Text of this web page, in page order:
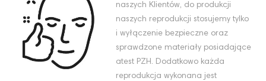
naszych Klientów, do produkcji
naszych reprodukcji stosujemy tylko
i wyłączenie bezpieczne oraz
sprawdzone materiały posiadające
atest PZH. Dodatkowo każda
reprodukcja wykonana jest